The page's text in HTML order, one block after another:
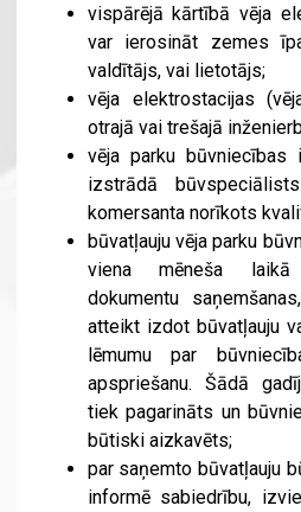
vispārējā kārtībā vēja
var ierosināt zemes
valdītājs, vai lietotājs;
vēja elektrostacijas
otrajā vai trešajā
vēja parku būvniecības
izstrādā
komersanta norīkots
būvatļauju vēja parku
viena mēneša laikā
dokumentu
atteikt izdot būvatļauju
lēmumu par
apspriešanu. Šādā
tiek pagarināts un
būtiski aizkavēts;
par saņemto būvatļauju
informē sabiedrību,